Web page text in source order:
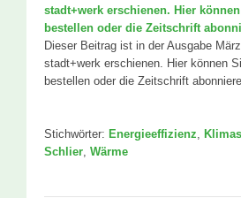
stadt+werk erschienen. Hier
bestellen oder die Zeitschrift
Dieser Beitrag ist in der Ausgabe
stadt+werk erschienen. Hier können
bestellen oder die Zeitschrift
Stichwörter: Energieeffizienz
Schlier Wärme